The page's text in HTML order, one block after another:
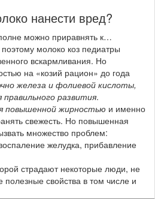
нанести вред?
можно приравнять к…
молоко коз педиатры
вскармливания. Но
на «козий рацион» до года
железа и фолиевой кислоты,
развития.
повышенной жирностью и именно
свежесть. Но повышенная
множество проблем:
желудка, прибавление
страдают некоторые люди, не
полезные свойства в том числе и